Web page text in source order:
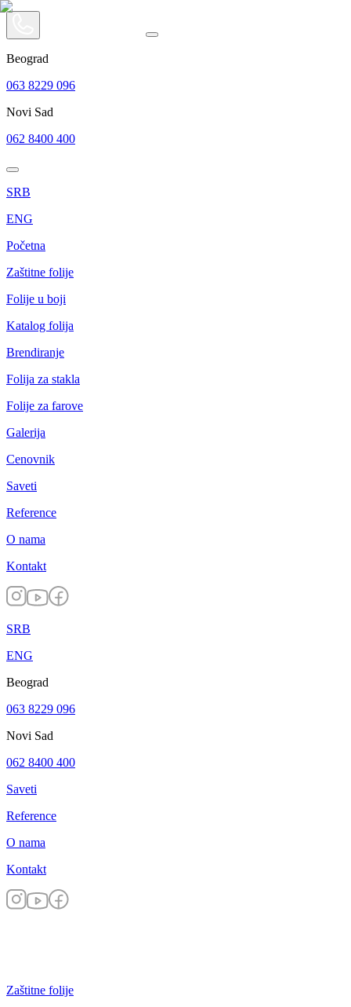
Beograd
063 8229 096
Novi Sad
062 8400 400
SRB
ENG
Početna
Zaštitne folije
Folije u boji
Katalog folija
Brendiranje
Folija za stakla
Folije za farove
Galerija
Cenovnik
Saveti
Reference
O nama
Kontakt
SRB
ENG
Beograd
063 8229 096
Novi Sad
062 8400 400
Saveti
Reference
O nama
Kontakt
Zaštitne folije